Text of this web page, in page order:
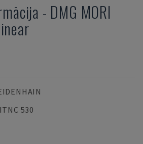
- DMG MORI
ITNC 530